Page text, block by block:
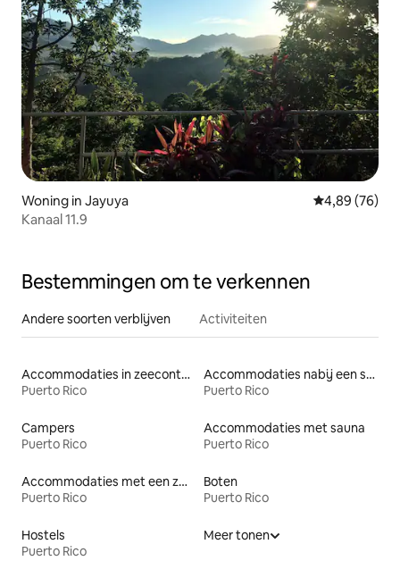
Woning in Jayuya Gemiddelde
4,89 (76)
Kanaal 11.9
Bestemmingen om te verkennen
Andere soorten verblijven Activiteiten
Accommodaties in zeecontainers
Puerto Rico
Accommodaties nabij een strand
Puerto Rico
Campers
Puerto Rico
Accommodaties met sauna
Puerto Rico
Accommodaties met een zwembad
Puerto Rico
Boten
Puerto Rico
Hostels
Puerto Rico
Meer tonen